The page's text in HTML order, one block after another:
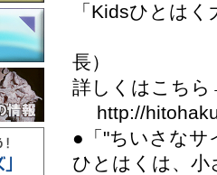
「Kidsひとは
長）
詳しくはこち
http://
●「"ちいさなサ
ひとはくは、